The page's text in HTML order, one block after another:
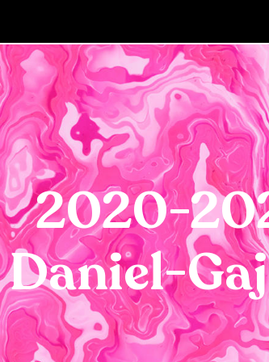
2020-
Daniel-